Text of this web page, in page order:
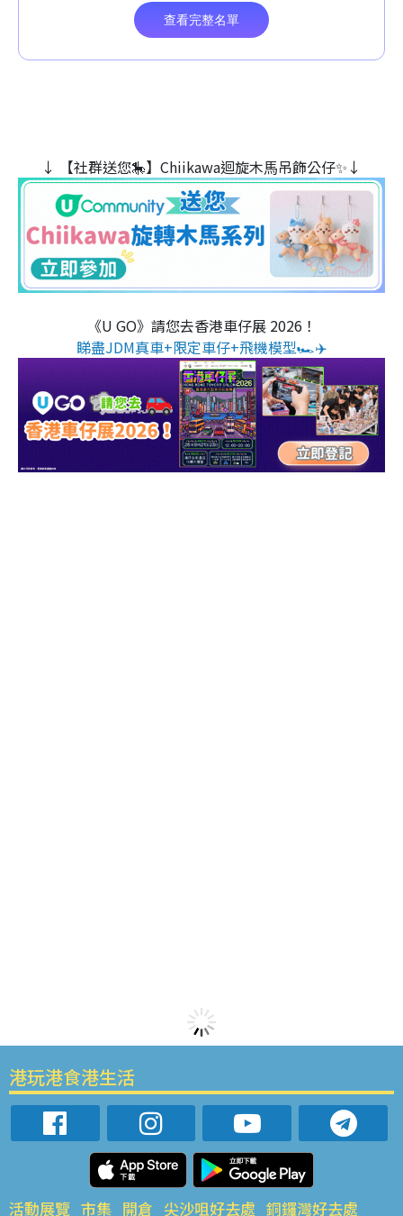
↓ 【社群送您🎠】Chiikawa迴旋木⾺吊飾公仔✨↓
《U GO》請您去香港車仔展 2026！
睇盡JDM真車+限定車仔+飛機模型🏎️✈️
港玩港食港生活
活動展覽 市集 開倉 尖沙咀好去處 銅鑼灣好去處